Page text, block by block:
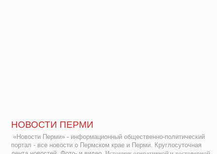
НОВОСТИ ПЕРМИ
«Новости Перми» - информационный общественно-политический
портал - все новости о Пермском крае и Перми. Круглосуточная